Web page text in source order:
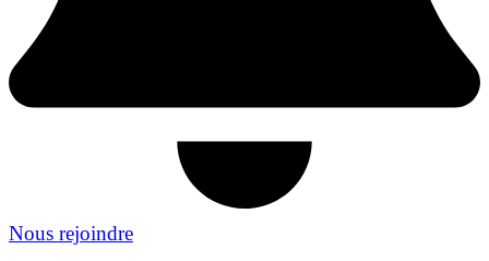
Nous rejoindre